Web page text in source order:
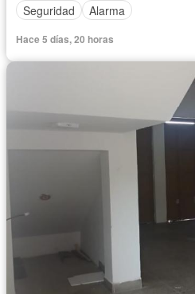
Seguridad
Alarma
Hace 5 días, 20 horas